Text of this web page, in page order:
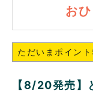
お
ただいまポイン
【8/20発売】